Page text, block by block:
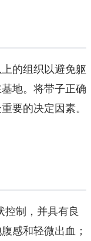
的组织以避免躯
地。将带子正确
要的决定因素。
控制，并具有良
感和轻微出血；